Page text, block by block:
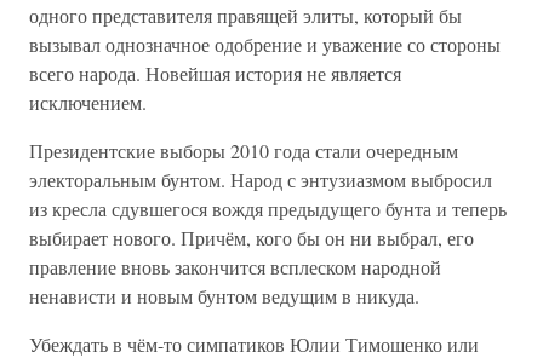
одного представителя правящей элиты, который бы
вызывал однозначное одобрение и уважение со стороны
всего народа. Новейшая история не является
исключением.
Президентские выборы 2010 года стали очередным
электоральным бунтом. Народ с энтузиазмом выбросил
из кресла сдувшегося вождя предыдущего бунта и теперь
выбирает нового. Причём, кого бы он ни выбрал, его
правление вновь закончится всплеском народной
ненависти и новым бунтом ведущим в никуда.
Убеждать в чём-то симпатиков Юлии Тимошенко или